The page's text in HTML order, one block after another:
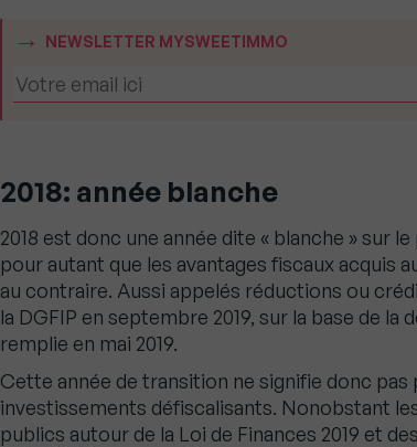
NEWSLETTER MYSWEETIMMO
2018: année blanche
2018 est donc une année dite « blanche » sur
pour autant que les avantages fiscaux acquis
au contraire. Aussi appelés réductions ou
la DGFIP en septembre 2019, sur la base de la
remplie en mai 2019.
Cette année de transition ne signifie donc pas
investissements défiscalisants. Nonobstant
publics autour de la Loi de Finances 2019 et